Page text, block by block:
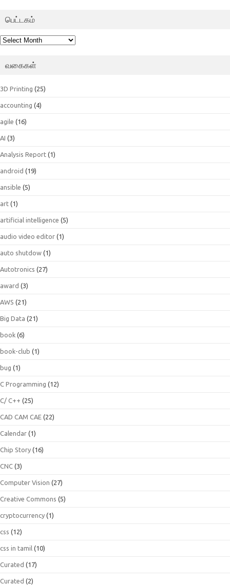
பெட்டகம்
பெட்டகம்
வகைகள்
3D Printing (25)
accounting (4)
agile (16)
AI (3)
Analysis Report (1)
android (19)
ansible (5)
art (1)
artificial intelligence (5)
audio video editor (1)
auto shutdow (1)
Autotronics (27)
award (3)
AWS (21)
Big Data (21)
book (6)
book-club (1)
bug (1)
C Programming (12)
C/ C++ (25)
CAD CAM CAE (22)
Calendar (1)
Chip Story (16)
CNC (3)
Computer Vision (27)
Creative Commons (5)
cryptocurrency (1)
css (12)
css in tamil (10)
Curated (17)
Curated (2)